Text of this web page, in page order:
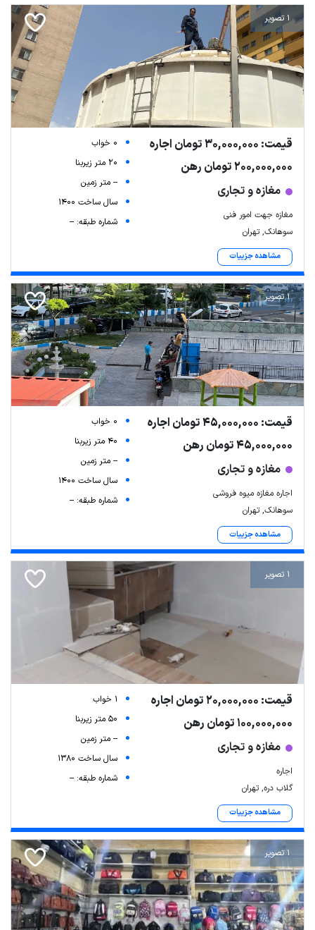
1 تصویر
قیمت: 30,000,000 تومان اجاره
200,000,000 تومان رهن
مغازه و تجاری
مغازه جهت امور فنی
سوهانک, تهران
مشاهده جزییات
0 خواب
20 متر زیربنا
-- متر زمین
سال ساخت 1400
شماره طبقه: --
1 تصویر
قیمت: 45,000,000 تومان اجاره
45,000,000 تومان رهن
مغازه و تجاری
اجاره مغازه میوه فروشی
سوهانک, تهران
مشاهده جزییات
0 خواب
40 متر زیربنا
-- متر زمین
سال ساخت 1400
شماره طبقه: --
1 تصویر
قیمت: 20,000,000 تومان اجاره
100,000,000 تومان رهن
مغازه و تجاری
اجاره
گلاب دره, تهران
مشاهده جزییات
1 خواب
50 متر زیربنا
-- متر زمین
سال ساخت 1380
شماره طبقه: --
1 تصویر